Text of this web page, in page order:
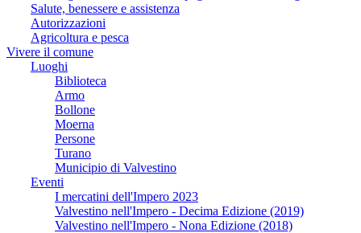
Salute, benessere e assistenza
Autorizzazioni
Agricoltura e pesca
Vivere il comune
Luoghi
Biblioteca
Armo
Bollone
Moerna
Persone
Turano
Municipio di Valvestino
Eventi
I mercatini dell'Impero 2023
Valvestino nell'Impero - Decima Edizione (2019)
Valvestino nell'Impero - Nona Edizione (2018)